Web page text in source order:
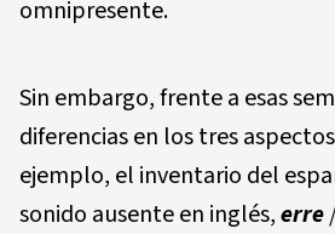
omnipresente.
Sin embargo, frente a esas
diferencias en los tres
ejemplo, el inventario del
sonido ausente en inglés,erre